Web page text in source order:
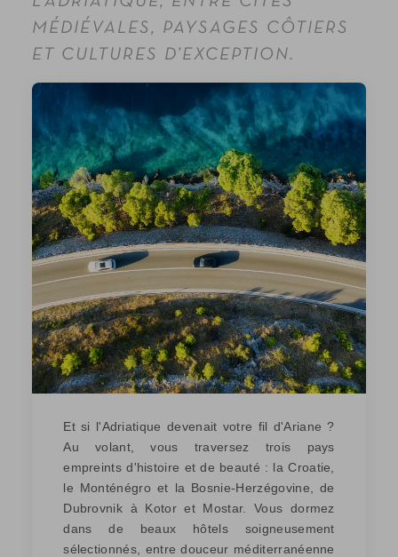
MÉDIÉVALES, PAYSAGES CÔTIERS
ET CULTURES D’EXCEPTION.
Et si l'Adriatique devenait votre fil d'Ariane ?
Au volant, vous traversez trois pays
empreints d'histoire et de beauté : la Croatie,
le Monténégro et la Bosnie-Herzégovine, de
Dubrovnik à Kotor et Mostar. Vous dormez
dans de beaux hôtels soigneusement
sélectionnés, entre douceur méditerranéenne